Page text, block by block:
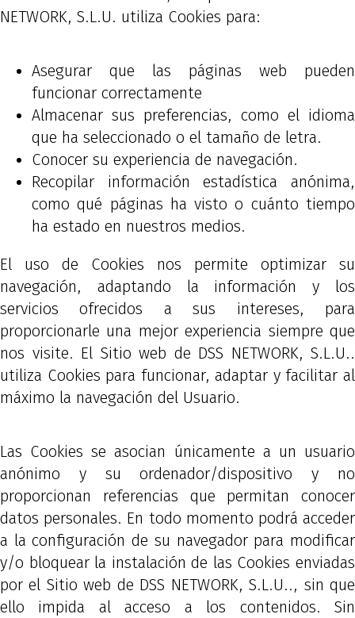
NETWORK, S.L.U. utiliza Cookies para:
Asegurar que las páginas web pueden
funcionar correctamente
Almacenar sus preferencias, como el idioma
que ha seleccionado o el tamaño de letra.
Conocer su experiencia de navegación.
Recopilar información estadística anónima,
como qué páginas ha visto o cuánto tiempo
ha estado en nuestros medios.
El uso de Cookies nos permite optimizar su
navegación, adaptando la información y los
servicios ofrecidos a sus intereses, para
proporcionarle una mejor experiencia siempre que
nos visite. El Sitio web de DSS NETWORK, S.L.U..
utiliza Cookies para funcionar, adaptar y facilitar al
máximo la navegación del Usuario.
Las Cookies se asocian únicamente a un usuario
anónimo y su ordenador/dispositivo y no
proporcionan referencias que permitan conocer
datos personales. En todo momento podrá acceder
a la configuración de su navegador para modificar
y/o bloquear la instalación de las Cookies enviadas
por el Sitio web de DSS NETWORK, S.L.U.., sin que
ello impida al acceso a los contenidos. Sin